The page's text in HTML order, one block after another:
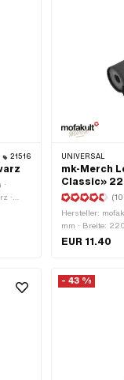
21516
·
UNIVERSAL
mk-Merch
Classic»
Hersteller:
mm · Breite:
EUR 11.40
- 43 %